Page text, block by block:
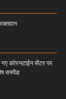
कोरनटाईन सेंटर पर
सस्पेंड